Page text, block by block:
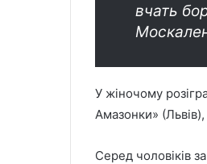
вчать
У жіночому
Амазонки» (Львів),
Серед чоловіків